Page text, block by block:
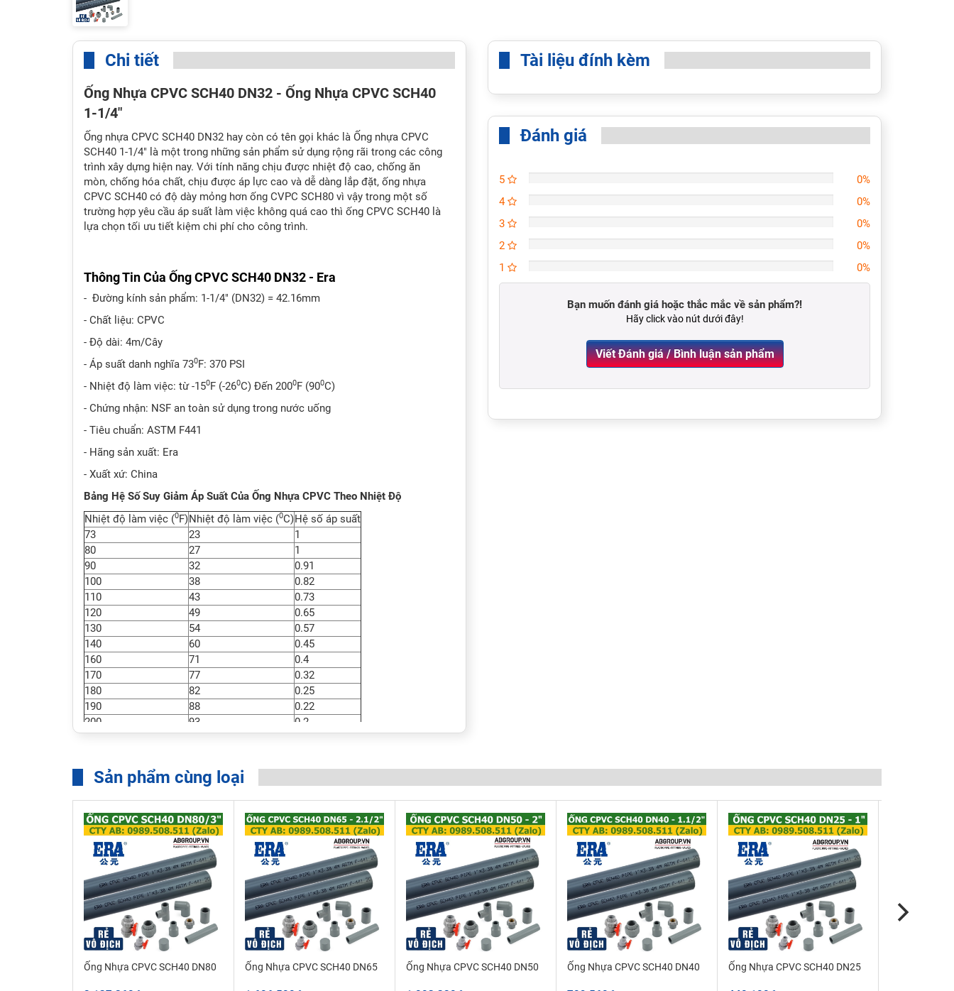
Chi tiết
Ống Nhựa CPVC SCH40 DN32 - Ống Nhựa CPVC SCH40
1-1/4"
Ống nhựa CPVC SCH40 DN32 hay còn có tên gọi khác là Ống nhựa CPVC
SCH40 1-1/4" là một trong những sản phẩm sử dụng rộng rãi trong các công
trình xây dựng hiện nay. Với tính năng chịu được nhiệt độ cao, chống ăn
mòn, chống hóa chất, chịu được áp lực cao và dễ dàng lắp đặt, ống nhựa
CPVC SCH40 có độ dày mỏng hơn ống CVPC SCH80 vì vậy trong một số
trường hợp yêu cầu áp suất làm việc không quá cao thì ống CPVC SCH40 là
lựa chọn tối ưu tiết kiệm chi phí cho công trình.
Thông Tin Của Ống CPVC SCH40 DN32 - Era
- Đường kính sản phẩm: 1-1/4" (DN32) = 42.16mm
- Chất liệu: CPVC
- Độ dài: 4m/Cây
- Áp suất danh nghĩa 730F: 370 PSI
- Nhiệt độ làm việc: từ -150F (-260C) Đến 2000F (900C)
- Chứng nhận: NSF an toàn sử dụng trong nước uống
- Tiêu chuẩn: ASTM F441
- Hãng sản xuất: Era
- Xuất xứ: China
Bảng Hệ Số Suy Giảm Áp Suất Của Ống Nhựa CPVC Theo Nhiệt Độ
Nhiệt độ làm việc (0F)Nhiệt độ làm việc (0C)Hệ số áp suất
73
23
1
80
27
1
90
32
0.91
100
38
0.82
110
43
0.73
120
49
0.65
130
54
0.57
140
60
0.45
160
71
0.4
170
77
0.32
180
82
0.25
190
88
0.22
200
93
0.2
210
99
0
120 F (49
C) = 370 psi x 0.65 = 240 psi: Diễn giải Ống CPVC 1-1/4" SCH40 tại
120 độ F (49độ C) áp suất làm việc tối đa là 240 psi
Tài liệu đính kèm
Đánh giá
5
0%
4
0%
3
0%
2
0%
1
0%
Bạn muốn đánh giá hoặc thắc mắc về sản phẩm?!
Hãy click vào nút dưới đây!
Viết Đánh giá / Bình luận sản phẩm
Sản phẩm cùng loại
Ống Nhựa CPVC SCH40 DN80 Ống Nhựa CPVC SCH40 DN65 Ống Nhựa CPVC SCH40 DN50 Ống Nhựa CPVC SCH40 DN40 Ống Nhựa CPVC SCH40 DN25